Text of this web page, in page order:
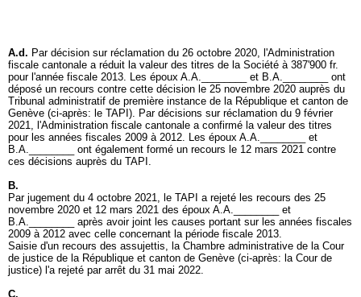
A.d. Par décision sur réclamation du 26 octobre 2020, l'Administration
fiscale cantonale a réduit la valeur des titres de la Société à 387'900 fr.
pour l'année fiscale 2013. Les époux A.A.________ et B.A.________ ont
déposé un recours contre cette décision le 25 novembre 2020 auprès du
Tribunal administratif de première instance de la République et canton de
Genève (ci-après: le TAPI). Par décisions sur réclamation du 9 février
2021, l'Administration fiscale cantonale a confirmé la valeur des titres
pour les années fiscales 2009 à 2012. Les époux A.A.________ et
B.A.________ ont également formé un recours le 12 mars 2021 contre
ces décisions auprès du TAPI.
B.
Par jugement du 4 octobre 2021, le TAPI a rejeté les recours des 25
novembre 2020 et 12 mars 2021 des époux A.A.________ et
B.A.________ après avoir joint les causes portant sur les années fiscales
2009 à 2012 avec celle concernant la période fiscale 2013.
Saisie d'un recours des assujettis, la Chambre administrative de la Cour
de justice de la République et canton de Genève (ci-après: la Cour de
justice) l'a rejeté par arrêt du 31 mai 2022.
C.